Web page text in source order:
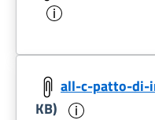
all-c-patto-di-
KB)